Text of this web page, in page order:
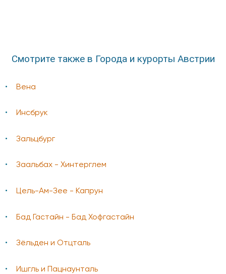
Смотрите также в Города и курорты Австрии
Вена
Инсбрук
Зальцбург
Заальбах - Хинтерглем
Цель-Ам-Зее - Капрун
Бад Гаcтайн - Бад Хофгастайн
Зёльден и Отцталь
Ишгль и Пацнаунталь